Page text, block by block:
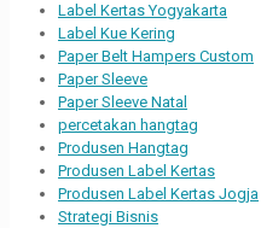
Label Kertas Yogyakarta
Label Kue Kering
Paper Belt Hampers Custom
Paper Sleeve
Paper Sleeve Natal
percetakan hangtag
Produsen Hangtag
Produsen Label Kertas
Produsen Label Kertas Jogja
Strategi Bisnis